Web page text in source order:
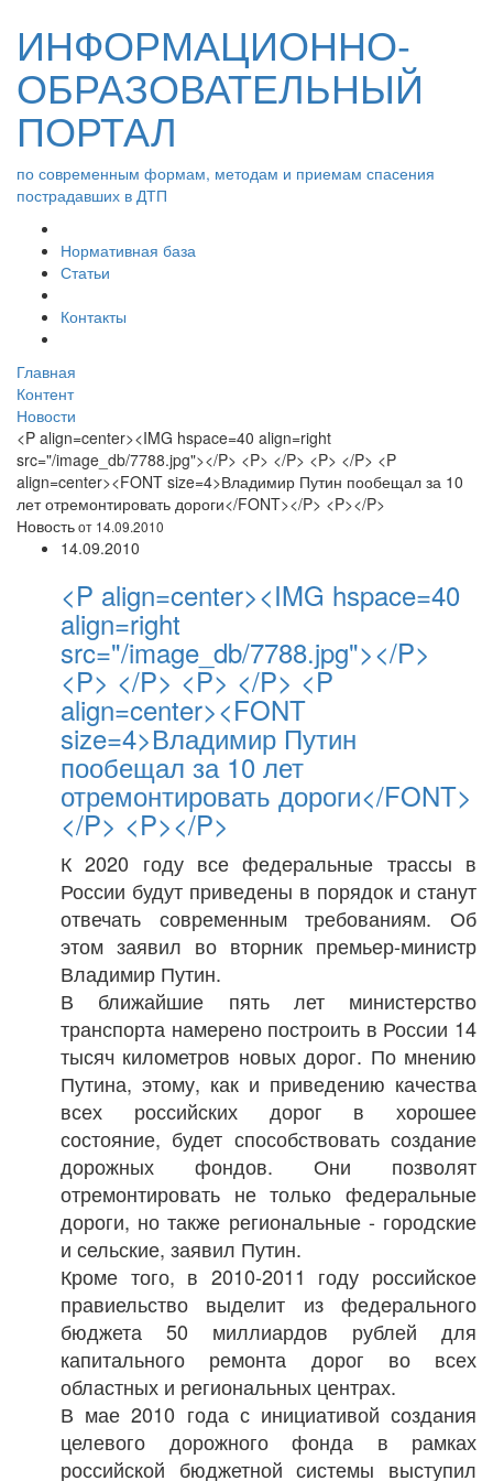
ИНФОРМАЦИОННО-
ОБРАЗОВАТЕЛЬНЫЙ
ПОРТАЛ
по современным формам, методам и приемам спасения
пострадавших в ДТП
Нормативная база
Статьи
Контакты
Главная
Контент
Новости
<P align=center><IMG hspace=40 align=right
src="/image_db/7788.jpg"></P> <P> </P> <P> </P> <P
align=center><FONT size=4>Владимир Путин пообещал за 10
лет отремонтировать дороги</FONT></P> <P></P>
Новостьот 14.09.2010
14.09.2010
<P align=center><IMG hspace=40
align=right
src="/image_db/7788.jpg"></P>
<P> </P> <P> </P> <P
align=center><FONT
size=4>Владимир Путин
пообещал за 10 лет
отремонтировать дороги</FONT>
</P> <P></P>
К 2020 году все федеральные трассы в
России будут приведены в порядок и станут
отвечать современным требованиям. Об
этом заявил во вторник премьер-министр
Владимир Путин.
В ближайшие пять лет министерство
транспорта намерено построить в России 14
тысяч километров новых дорог. По мнению
Путина, этому, как и приведению качества
всех российских дорог в хорошее
состояние, будет способствовать создание
дорожных фондов. Они позволят
отремонтировать не только федеральные
дороги, но также региональные - городские
и сельские, заявил Путин.
Кроме того, в 2010-2011 году российское
правиельство выделит из федерального
бюджета 50 миллиардов рублей для
капитального ремонта дорог во всех
областных и региональных центрах.
В мае 2010 года с инициативой создания
целевого дорожного фонда в рамках
российской бюджетной системы выступил